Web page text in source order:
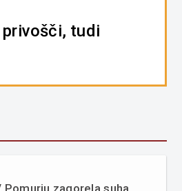
tudi
Pomurju zagorela suha